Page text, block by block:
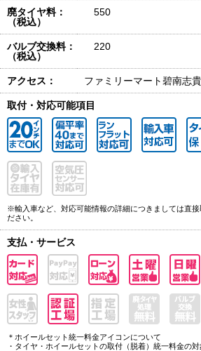
廃タイヤ料：
（税込）
550
バルブ交換料：
（税込）
220
アクセス： ファミリーマート碧南志
取付・対応可能項目
※輸入車など、対応可能情報の詳細につきましては直接
ださい。
支払・サービス
＊ホイールセット統一料金アイコンについて
・タイヤ・ホイールセットの取付（脱着）統一料金の対